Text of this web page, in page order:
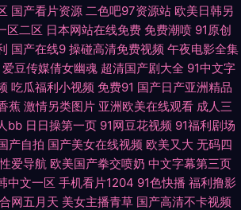
豆花网站 欧美h喷 日韩日逼网 午夜福利网成人 AV福
精品久久丁香五月 欧美私人激情 日日夜夜精品国
中文永久 超碰97久久 极品人妻少妇 欧美经品h片 天
侣久久 欧美日韩中文字幕 色伊人婷婷 在线豆花黑料
精品日韩一 欧美色色资源站 熟女视频免费 中文国产
国产看片资源 二色吧97资源站 欧美日韩另
区二区 日本网站在线免费 免费潮喷 91原创
国产在线9 操碰高清免费视频 午夜电影全集
爱豆传媒倩女幽魂 超清国产剧大全 91中文字
吃瓜福利小视频 免费91 国产日产亚洲精品
蕉 激情另类图片 亚洲欧美在线观看 成人三
bb 日日操第一页 91网豆花视频 91福利剧场
产自拍 国产美女在线视频 欧美又大 无码四
爱导航 欧美国产拳交喷奶 中文字幕第三页
中文一区 手机看片1204 91色快播 福利撸影
网五月天 美女主播青草 国产高清不卡视频